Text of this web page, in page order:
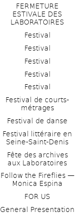
FERMETURE
ESTIVALE DES
LABORATOIRES
Festival
Festival
Festival
Festival
Festival
Festival de courts-
métrages
Festival de danse
Festival littéraire en
Seine-Saint-Denis
Fête des archives
aux Laboratoires
Follow the Fireflies —
Monica Espina
FOR US
General Presentation